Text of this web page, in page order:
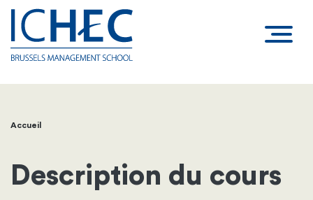
Fil
d'Ariane
Accueil
Description du cours